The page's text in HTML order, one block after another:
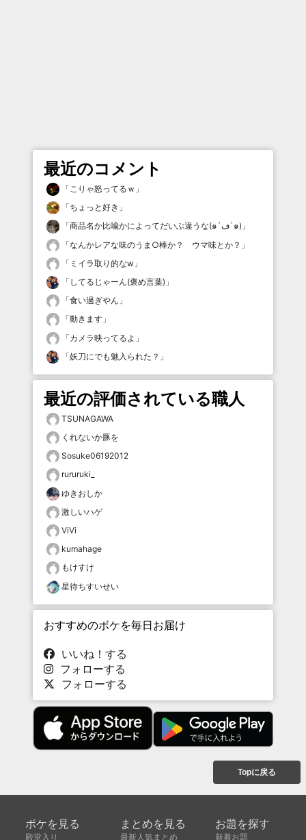
最近のコメント
「こりゃ怒ってるｗ 」
「ちょっと好き 」
「
商品名か比喩かによってだいぶ違うな(๑´ڡ`๑) 」
「なんかレアな味のうま○棒か？ ウマ味とか？ 」
「 ミイラ取り的なw 」
「 してるじゃーん(褒め言葉) 」
「食い過ぎやん 」
「動きます 」
「カメラ映ってるよ 」
「妖刀にでも魅入られた？ 」
最近の評価されている職人
TSUNAGAWA
くれないか豚を
Sosuke06192012
rururuki_
ゆきおしか
激しいハゲ
ViVi
kumahage
もけすけ
星待ちすいせい
おすすめのボケを毎日お届け
いいね！する
フォローする
フォローする
Topに戻る
ボケを見る
殿堂入り
まとめを見る
最新人気まとめ
お題を探す
新着お題